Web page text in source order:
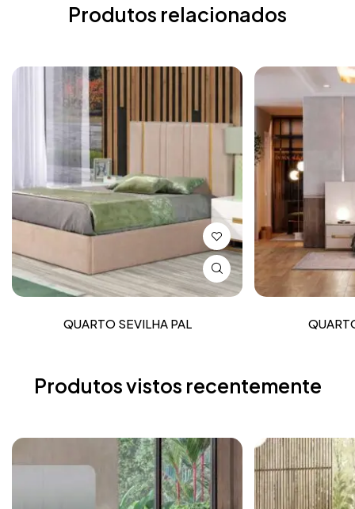
Produtos relacionados
QUARTO SEVILHA PAL
Produtos vistos recentemente